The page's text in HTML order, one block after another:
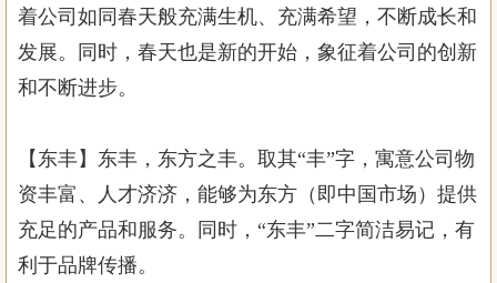
着公司如同春天般充满生机、充满希望，不断成长和
发展。同时，春天也是新的开始，象征着公司的创新
和不断进步。
【东丰】东丰，东方之丰。取其“丰”字，寓意公司物
资丰富、人才济济，能够为东方（即中国市场）提供
充足的产品和服务。同时，“东丰”二字简洁易记，有
利于品牌传播。